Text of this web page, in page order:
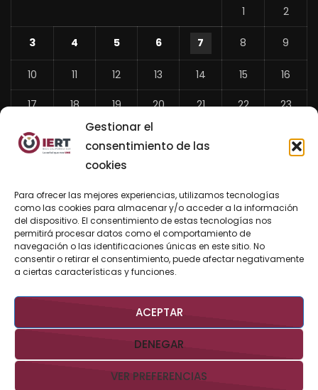
Gestionar el
consentimiento de las
cookies
Para ofrecer las mejores experiencias, utilizamos tecnologías
como las cookies para almacenar y/o acceder a la información
del dispositivo. El consentimiento de estas tecnologías nos
permitirá procesar datos como el comportamiento de
navegación o las identificaciones únicas en este sitio. No
consentir o retirar el consentimiento, puede afectar negativamente
a ciertas características y funciones.
ACEPTAR
DENEGAR
VER PREFERENCIAS
1 2
3 4 5 6 7 8 9
10 11 12 13 14 15 16
17 18 19 20 21 22 23
24 26 27
Jul
BUSCAR AHORA